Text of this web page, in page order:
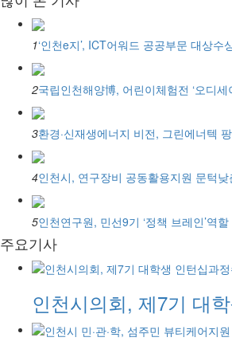
1‘인천e지’, ICT어워드 공공부문 대상수
2국립인천해양博, 어린이체험전 ‘오디세
3환경·신재생에너지 비전, 그린에너텍
4인천시, 연구장비 공동활용지원 문턱낮
5인천연구원, 민선9기 ‘정책 브레인’역
주요기사
인천시의회, 제7기 대